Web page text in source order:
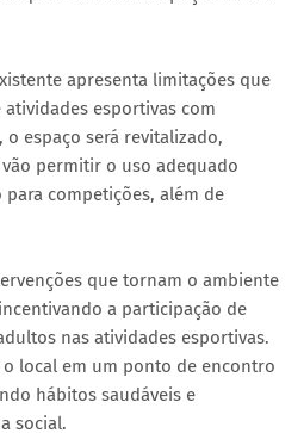
apresenta limitações que
esportivas com
espaço será revitalizado,
permitir o uso adequado
competições, além de
que tornam o ambiente
a participação de
nas atividades esportivas.
local em um ponto de encontro
hábitos saudáveis e
social.